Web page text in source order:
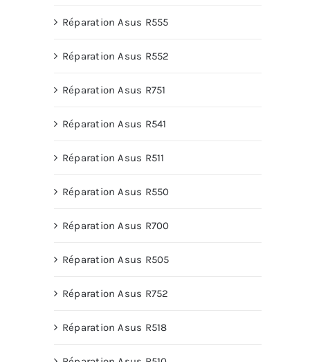
Réparation Asus R555
Réparation Asus R552
Réparation Asus R751
Réparation Asus R541
Réparation Asus R511
Réparation Asus R550
Réparation Asus R700
Réparation Asus R505
Réparation Asus R752
Réparation Asus R518